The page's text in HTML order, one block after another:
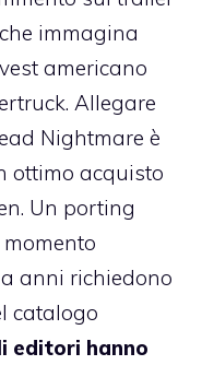
immagina
americano
Allegare
Nightmare è
ottimo acquisto
Un porting
anni richiedono
catalogo
editori hanno